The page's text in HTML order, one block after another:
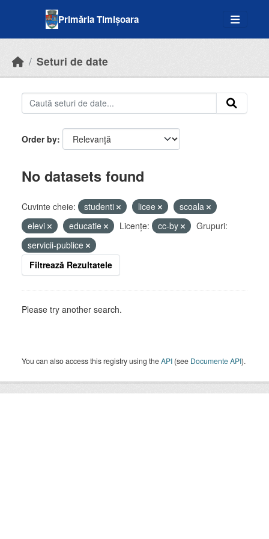
Primăria Timișoara
Seturi de date
Order by
No datasets found
Cuvinte cheie: studenti licee
scoala
elevi
educatie Licenţe: cc-by
Grupuri:
servicii-publice
Filtrează Rezultatele
Please try another search.
You can also access this registry using theAPI (see Documente API).